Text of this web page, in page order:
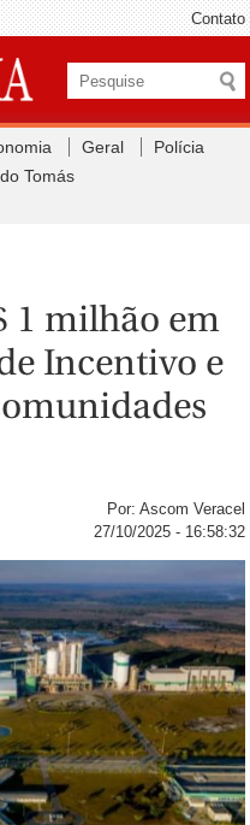
Contato
Geral
Polícia
Tomás
1 milhão em
Incentivo e
Por: Ascom Veracel
27/10/2025 - 16:58:32